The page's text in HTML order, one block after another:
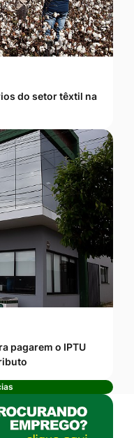
do setor têxtil na
pagarem o IPTU